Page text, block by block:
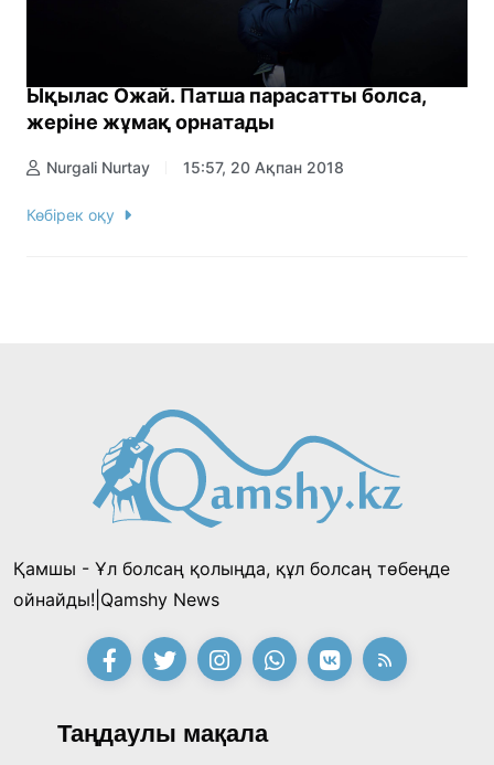
Ықылас Ожай. Патша парасатты болса,
жеріне жұмақ орнатады
Nurgali Nurtay 15:57, 20 Ақпан 2018
Көбірек оқу
Қамшы - Ұл болсаң қолыңда, құл болсаң төбеңде
ойнайды!|Qamshy News
Таңдаулы мақала